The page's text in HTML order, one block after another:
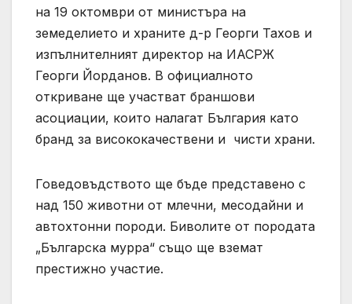
на 19 октомври от министъра на
земеделието и храните д-р Георги Тахов и
изпълнителният директор на ИАСРЖ
Георги Йорданов. В официалното
откриване ще участват браншови
асоциации, които налагат България като
бранд за висококачествени и чисти храни.
Говедовъдството ще бъде представено с
над 150 животни от млечни, месодайни и
автохтонни породи. Биволите от породата
„Българска мурра“ също ще вземат
престижно участие.